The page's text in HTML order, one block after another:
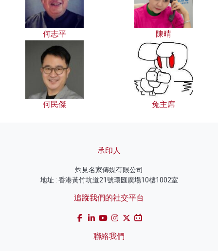
何志平 陳晴
何民傑 兔主席
承印人
灼見名家傳媒有限公司
地址 : 香港黃竹坑道21號環匯廣場10樓1002室
追蹤我們的社交平台
聯絡我們